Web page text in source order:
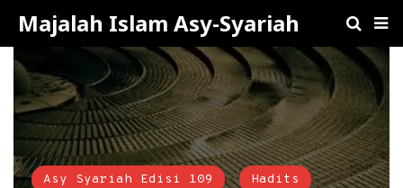
Majalah Islam Asy-Syariah
Asy Syariah Edisi 109 Hadits